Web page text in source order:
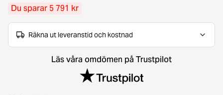
Du sparar 5 791 kr
Räkna ut leveranstid och kostnad
Läs våra omdömen på Trustpilot